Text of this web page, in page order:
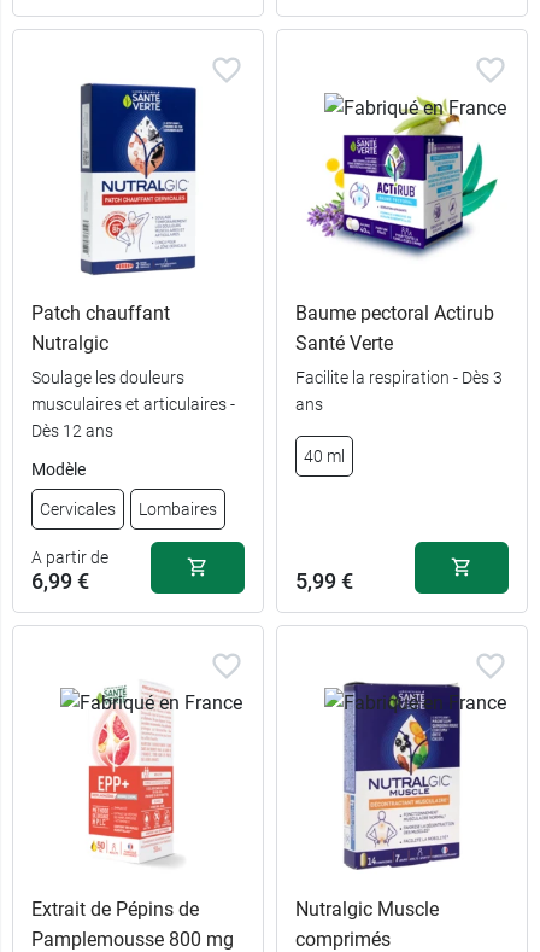
Patch chauffant
Nutralgic
Soulage les douleurs
musculaires et articulaires -
Dès 12 ans
Modèle
Cervicales Lombaires
A partir de
6,99 €
Baume pectoral Actirub
Santé Verte
Facilite la respiration - Dès 3
ans
40 ml
5,99 €
Extrait de Pépins de
Pamplemousse 800 mg
Nutralgic Muscle
comprimés